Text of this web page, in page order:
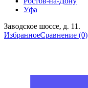
Уфа
Заводское шоссе, д. 11.
ИзбранноеСравнение (0)